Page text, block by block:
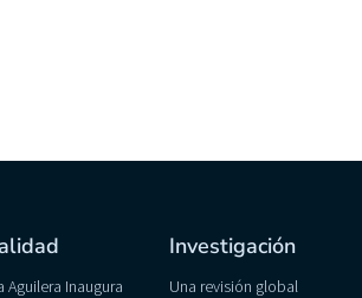
Aguilera Inaugura
Investigación
Una revisión global